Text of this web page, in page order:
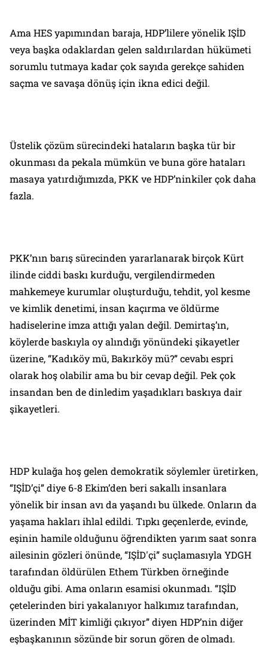
Ama HES yapımından baraja, HDP’lilere yönelik IŞİD
veya başka odaklardan gelen saldırılardan hükümeti
sorumlu tutmaya kadar çok sayıda gerekçe sahiden
saçma ve savaşa dönüş için ikna edici değil.
Üstelik çözüm sürecindeki hataların başka tür bir
okunması da pekala mümkün ve buna göre hataları
masaya yatırdığımızda, PKK ve HDP’ninkiler çok daha
fazla.
PKK’nın barış sürecinden yararlanarak birçok Kürt
ilinde ciddi baskı kurduğu, vergilendirmeden
mahkemeye kurumlar oluşturduğu, tehdit, yol kesme
ve kimlik denetimi, insan kaçırma ve öldürme
hadiselerine imza attığı yalan değil. Demirtaş’ın,
köylerde baskıyla oy alındığı yönündeki şikayetler
üzerine, “Kadıköy mü, Bakırköy mü?” cevabı espri
olarak hoş olabilir ama bu bir cevap değil. Pek çok
insandan ben de dinledim yaşadıkları baskıya dair
şikayetleri.
HDP kulağa hoş gelen demokratik söylemler üretirken,
“IŞİD’çi” diye 6-8 Ekim’den beri sakallı insanlara
yönelik bir insan avı da yaşandı bu ülkede. Onların da
yaşama hakları ihlal edildi. Tıpkı geçenlerde, evinde,
eşinin hamile olduğunu öğrendikten yarım saat sonra
ailesinin gözleri önünde, “IŞİD'çi” suçlamasıyla YDGH
tarafından öldürülen Ethem Türkben örneğinde
olduğu gibi. Ama onların esamisi okunmadı. “IŞİD
çetelerinden biri yakalanıyor halkımız tarafından,
üzerinden MİT kimliği çıkıyor” diyen HDP’nin diğer
eşbaşkanının sözünde bir sorun gören de olmadı.